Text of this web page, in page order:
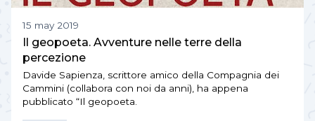
15 may 2019
Il geopoeta. Avventure nelle terre della
percezione
Davide Sapienza, scrittore amico della Compagnia dei
Cammini (collabora con noi da anni), ha appena
pubblicato “Il geopoeta.